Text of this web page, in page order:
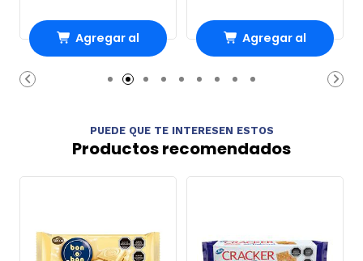
Agregar al
Carro
Agregar al
Carro
PUEDE QUE TE INTERESEN ESTOS
Productos recomendados